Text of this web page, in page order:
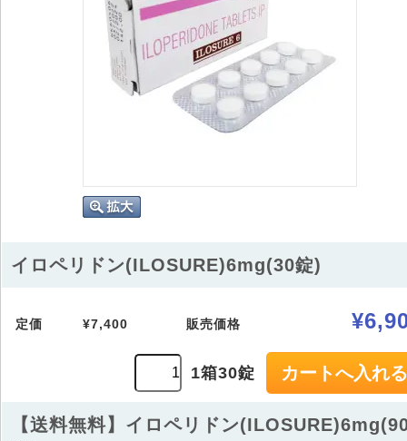
イロペリドン(ILOSURE)6mg(30錠)
定価 ¥7,400 販売価格
1箱30錠
【送料無料】イロペリドン